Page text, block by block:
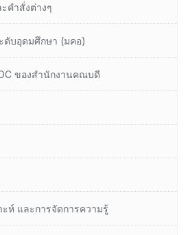
คำสั่งต่างๆ
บอุดมศึกษา (มคอ)
ของสำนักงานคณบดี
ะห์ และการจัดการความรู้